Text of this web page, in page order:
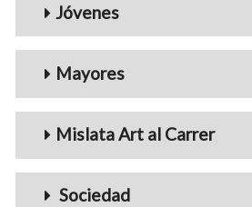
Jóvenes
Mayores
Mislata Art al Carrer
Sociedad